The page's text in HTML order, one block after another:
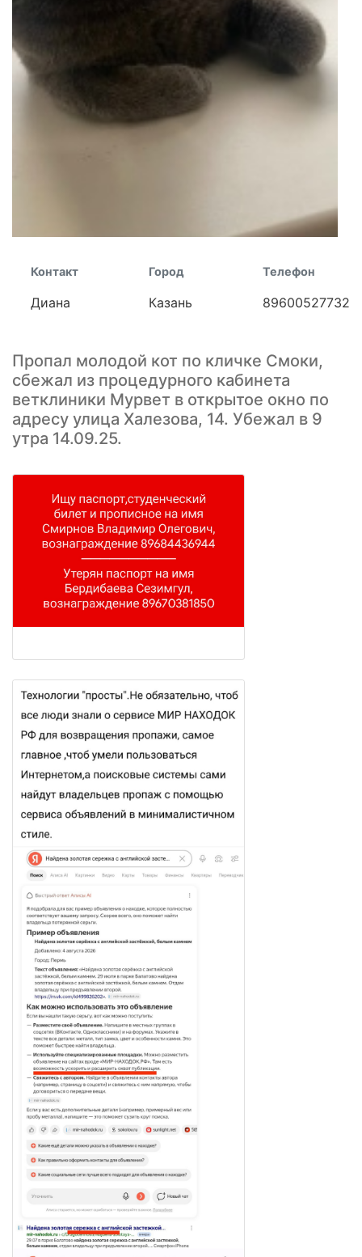
Контакт
Диана
Город
Казань
Телефон
89600527732
Пропал молодой кот по кличке Смоки,
сбежал из процедурного кабинета
ветклиники Мурвет в открытое окно по
адресу улица Халезова, 14. Убежал в 9
утра 14.09.25.